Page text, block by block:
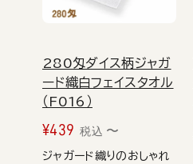
280匁ダイス柄ジャガ
ード織白フェイスタオル
（F016）
¥439 税込 〜
ジャガード織りのおしゃれ